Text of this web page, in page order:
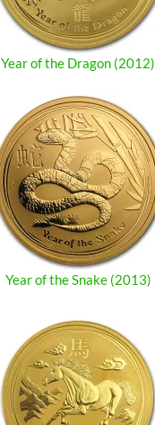
Year of the Dragon (2012)
Year of the Snake (2013)